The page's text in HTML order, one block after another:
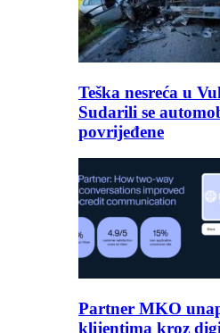
Teška nesreća u
Sudarili se
povrijeđene
Partner MKO
klijentima kroz